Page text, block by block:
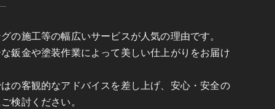
施工等の幅広いサービスが人気の理由です。
鈑金や塗装作業によって美しい仕上がりをお届け
の客観的なアドバイスを差し上げ、安心・安全の
検討ください。